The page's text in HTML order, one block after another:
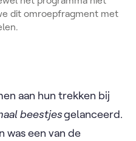
dit omroepfragment met
aan hun trekken bij
beestjesgelanceerd.
was een van de